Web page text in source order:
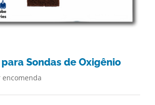
Sondas de Oxigênio